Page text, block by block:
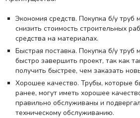
Экономия средств. Покупка б/у труб
снизить стоимость строительных
средства на материалах.
Быстрая поставка. Покупка б/у труб
быстро завершить проект, так как
получить быстрее, чем заказать
Хорошее качество. Трубы, которые
ранее, могут иметь хорошее
правильно обслуживаны и
техническому обслуживанию.